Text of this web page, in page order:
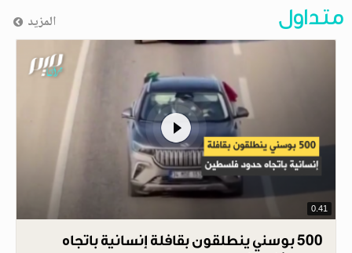
متداول المزيد
0.41
500 بوسني ينطلقون بقافلة إنسانية باتجاه